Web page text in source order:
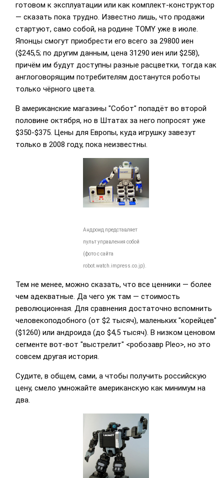
готовом к эксплуатации или как комплект-конструктор
— сказать пока трудно. Известно лишь, что продажи
стартуют, само собой, на родине TOMY уже в июле.
Японцы смогут приобрести его всего за 29800 иен
($245,5; по другим данным, цена 31290 иен или $258),
причём им будут доступны разные расцветки, тогда как
англоговорящим потребителям достанутся роботы
только чёрного цвета.
В американские магазины "Собот" попадёт во второй
половине октября, но в Штатах за него попросят уже
$350-$375. Цены для Европы, куда игрушку завезут
только в 2008 году, пока неизвестны.
Андроид представляет
пульт управления собой
(фото с сайта
robot.watch.impress.co.jp).
Тем не менее, можно сказать, что все ценники — более
чем адекватные. Да чего уж там — стоимость
революционная. Для сравнения достаточно вспомнить
человекоподобного (от $2 тысяч), маленьких "корейцев"
($1260) или андроида (до $4,5 тысяч). В низком ценовом
сегменте вот-вот "выстрелит" <робозавр Pleo>, но это
совсем другая история.
Судите, в общем, сами, а чтобы получить российскую
цену, смело умножайте американскую как минимум на
два.